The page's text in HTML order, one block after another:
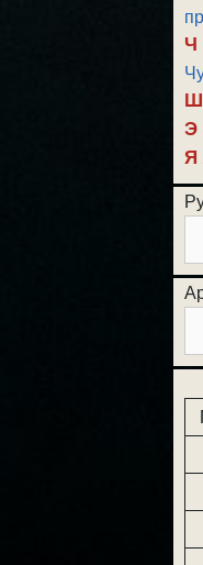
Ч
Ш
Э
Я